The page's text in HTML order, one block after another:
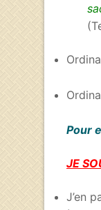
Pour
JE
J’en